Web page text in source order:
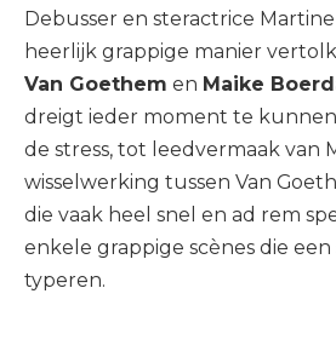
Debusser en steractrice
heerlijk grappige manier
Van Goethem en Maike
dreigt ieder moment te
de stress, tot leedvermaak van
wisselwerking tussen Van
die vaak heel snel en ad rem
enkele grappige scènes die
typeren.